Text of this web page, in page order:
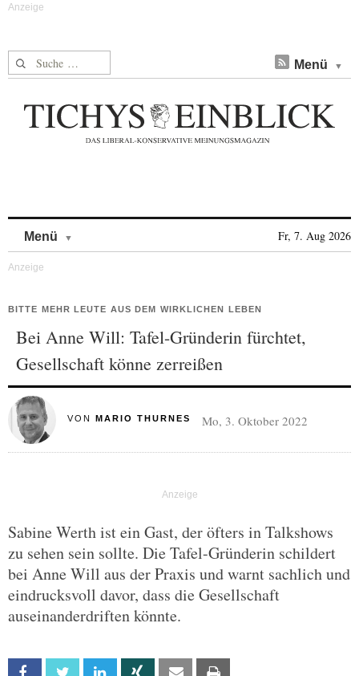
Suche nach: Menü
Menü Fr, 7. Aug 2026
BITTE MEHR LEUTE AUS DEM WIRKLICHEN LEBEN
Bei Anne Will: Tafel-Gründerin fürchtet,
Gesellschaft könne zerreißen
VON MARIO THURNES Mo, 3. Oktober 2022
Sabine Werth ist ein Gast, der öfters in Talkshows
zu sehen sein sollte. Die Tafel-Gründerin schildert
bei Anne Will aus der Praxis und warnt sachlich und
eindrucksvoll davor, dass die Gesellschaft
auseinanderdriften könnte.
Facebook Twitter Linkedin Xing Email